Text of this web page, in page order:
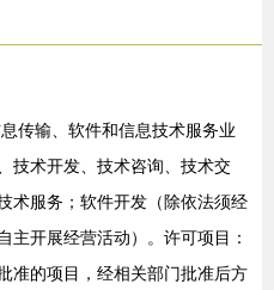
传输、软件和信息技术服务业
技术开发、技术咨询、技术交
术服务；软件开发（除依法须经
主开展经营活动）。许可项目：
准的项目，经相关部门批准后方